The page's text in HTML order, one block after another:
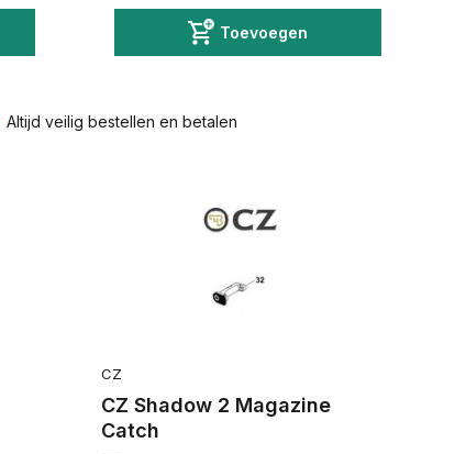
Toevoegen
Altijd veilig bestellen en betalen
CZ
CZ Shadow 2 Magazine
Catch